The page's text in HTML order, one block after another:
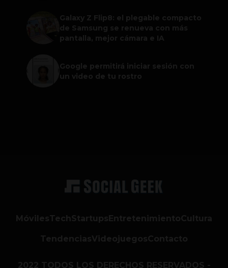
Galaxy Z Flip8: el plegable compacto
de Samsung se renueva con más
pantalla, mejor cámara e IA
Google permitirá iniciar sesión con
un video de tu rostro